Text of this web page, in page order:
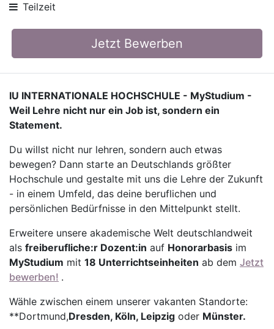
Teilzeit
Jetzt Bewerben
IU INTERNATIONALE HOCHSCHULE - MyStudium -
Weil Lehre nicht nur ein Job ist, sondern ein
Statement.
Du willst nicht nur lehren, sondern auch etwas
bewegen? Dann starte an Deutschlands größter
Hochschule und gestalte mit uns die Lehre der Zukunft
- in einem Umfeld, das deine beruflichen und
persönlichen Bedürfnisse in den Mittelpunkt stellt.
Erweitere unsere akademische Welt deutschlandweit
als freiberufliche:r Dozent:in auf Honorarbasis im
MyStudium mit 18 Unterrichtseinheiten ab dem Jetzt
bewerben! .
Wähle zwischen einem unserer vakanten Standorte:
**Dortmund,Dresden, Köln, Leipzig oder Münster.